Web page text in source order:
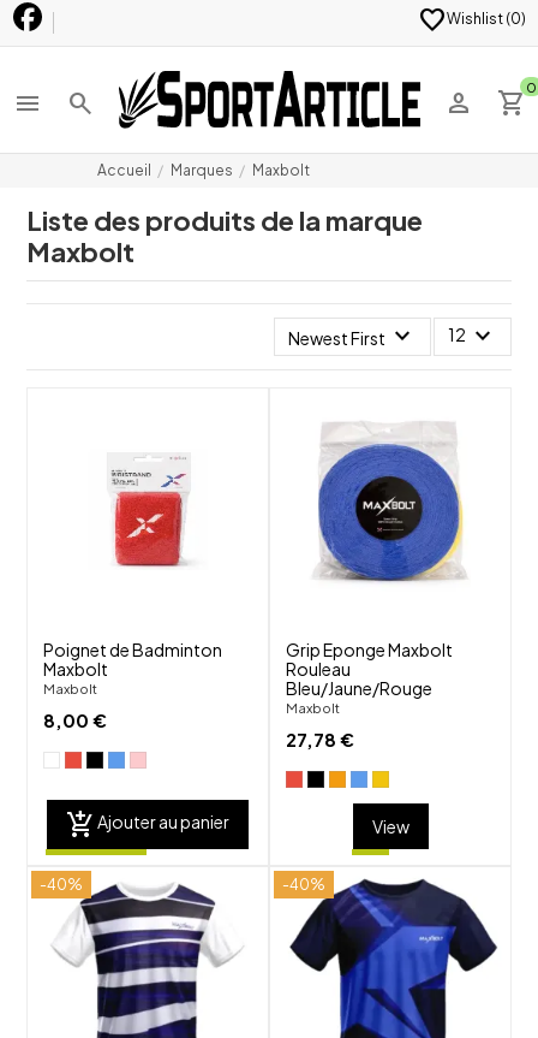
favoriteWishlist (0)
menu search person shopping_cart0
Accueil Marques Maxbolt
Liste des produits de la marque
Maxbolt
Newest First expand_more 12 expand_more
Poignet de Badminton
Maxbolt
Maxbolt
8,00 €
add_shopping_cart Ajouter au panier
Grip Eponge Maxbolt
Rouleau
Bleu/Jaune/Rouge
Maxbolt
27,78 €
View
-40%
favorite_border
-40%
shuffle
favorite_border